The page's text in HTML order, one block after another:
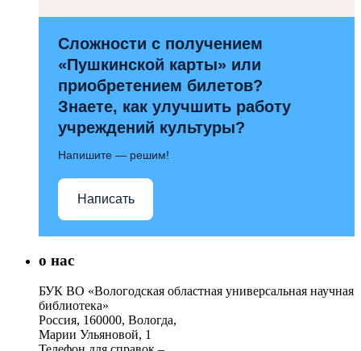
Сложности с получением
«Пушкинской карты» или
приобретением билетов?
Знаете, как улучшить работу
учреждений культуры?
Напишите — решим!
Написать
о нас
БУК ВО «Вологодская областная универсальная научная
библиотека»
Россия, 160000, Вологда,
Марии Ульяновой, 1